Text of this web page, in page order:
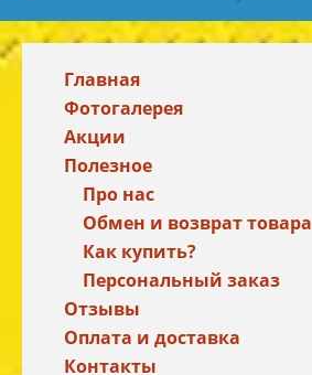
Главная
Фотогалерея
Акции
Полезное
Про нас
Обмен и возврат товара
Как купить?
Персональный заказ
Отзывы
Оплата и доставка
Контакты